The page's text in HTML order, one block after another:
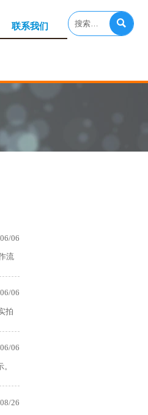
联系我们 
06
流
06
拍
06
26